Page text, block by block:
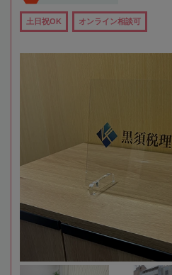
土日祝OK オンライン相談可